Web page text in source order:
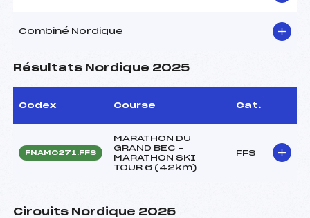
Combiné Nordique
Résultats Nordique 2025
Codex Course Cat.
FNAM0271.FFS
MARATHON DU
GRAND BEC –
MARATHON SKI
TOUR 6 (42km)
FFS
Circuits Nordique 2025